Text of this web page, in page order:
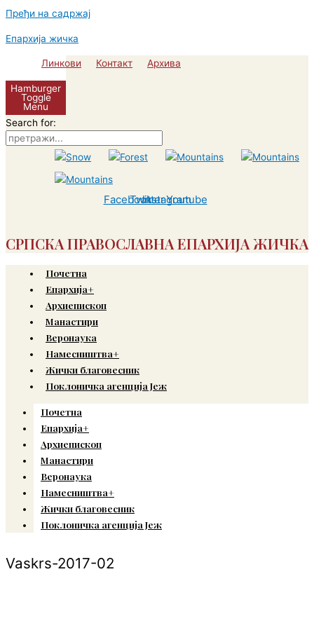
Пређи на садржај
Епархија жичка
Линкови Контакт Архива
Hamburger
Toggle
Menu
Search for:
Facebook
Twitter
Instagram
Youtube
СРПСКА ПРАВОСЛАВНА ЕПАРХИЈА ЖИЧКА
Почетна
Епархија+
Архиепископ
Манастири
Веронаука
Намесништва+
Жички благовесник
Поклоничка агенција Јеж
Почетна
Епархија+
Архиепископ
Манастири
Веронаука
Намесништва+
Жички благовесник
Поклоничка агенција Јеж
Vaskrs-2017-02